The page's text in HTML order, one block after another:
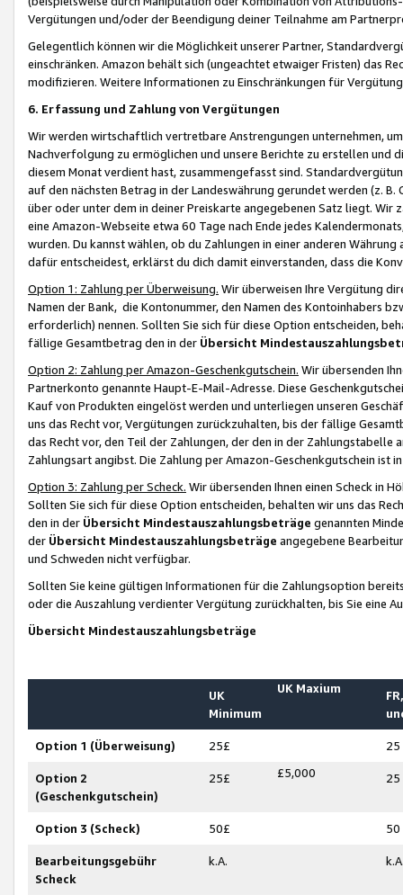
Vergütungen und/oder der Beendigung deiner Teilnahme am
Gelegentlich können wir die Möglichkeit unserer Partner,
einschränken. Amazon behält sich (ungeachtet etwaiger Fristen) das
modifizieren. Weitere Informationen zu Einschränkungen für
6. Erfassung und Zahlung von Vergütungen
Wir werden wirtschaftlich vertretbare Anstrengungen unternehmen,
Nachverfolgung zu ermöglichen und unsere Berichte zu erstellen und
diesem Monat verdient hast, zusammengefasst sind.
auf den nächsten Betrag in der Landeswährung gerundet werden (z.
über oder unter dem in deiner Preiskarte angegebenen Satz liegt.
eine Amazon-Webseite etwa 60 Tage nach Ende jedes
wurden. Du kannst wählen, ob du Zahlungen in einer anderen
dafür entscheidest, erklärst du dich damit einverstanden, dass die
Option 1: Zahlung per Überweisung. Wir überweisen Ihre Vergütung
Namen der Bank, die Kontonummer, den Namen des Kontoinhabers
erforderlich) nennen. Sollten Sie sich für diese Option entscheiden,
fällige Gesamtbetrag den in der Übersicht
Option 2: Zahlung per Amazon-Geschenkgutschein. Wir übersenden
Partnerkonto genannte Haupt-E-Mail-Adresse. Diese
Kauf von Produkten eingelöst werden und unterliegen unseren
uns das Recht vor, Vergütungen zurückzuhalten, bis der fällige
das Recht vor, den Teil der Zahlungen, der den in der
Zahlungsart angibst. Die Zahlung per Amazon-Geschenkgutschein ist
Option 3: Zahlung per Scheck. Wir übersenden Ihnen einen Scheck in
Sollten Sie sich für diese Option entscheiden, behalten wir uns das
den in der Übersicht Mindestauszahlungsbeträge genannten
der Übersicht Mindestauszahlungsbeträge angegebene
und Schweden nicht verfügbar.
Sollten Sie keine gültigen Informationen für die Zahlungsoption
oder die Auszahlung verdienter Vergütung zurückhalten, bis Sie
Übersicht Mindestauszahlungsbeträge
UK
Minimum
UK Maxium
Option 1 (Überweisung) 25£ 25
Option 2
(Geschenkgutschein)
25£ £5,000 25
Option 3 (Scheck) 50£ 50
Bearbeitungsgebühr
Scheck
k.A.